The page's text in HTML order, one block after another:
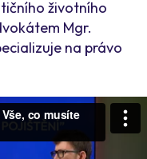
životního
Mgr.
na právo